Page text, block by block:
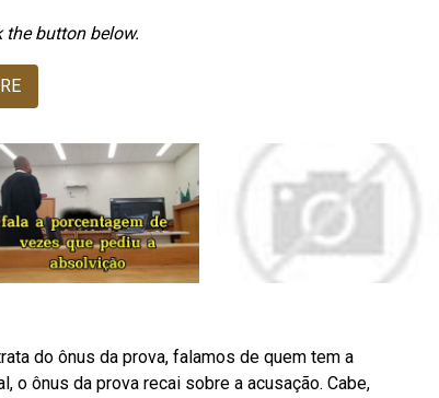
button below.
do ônus da prova, falamos de quem tem a
o ônus da prova recai sobre a acusação. Cabe,